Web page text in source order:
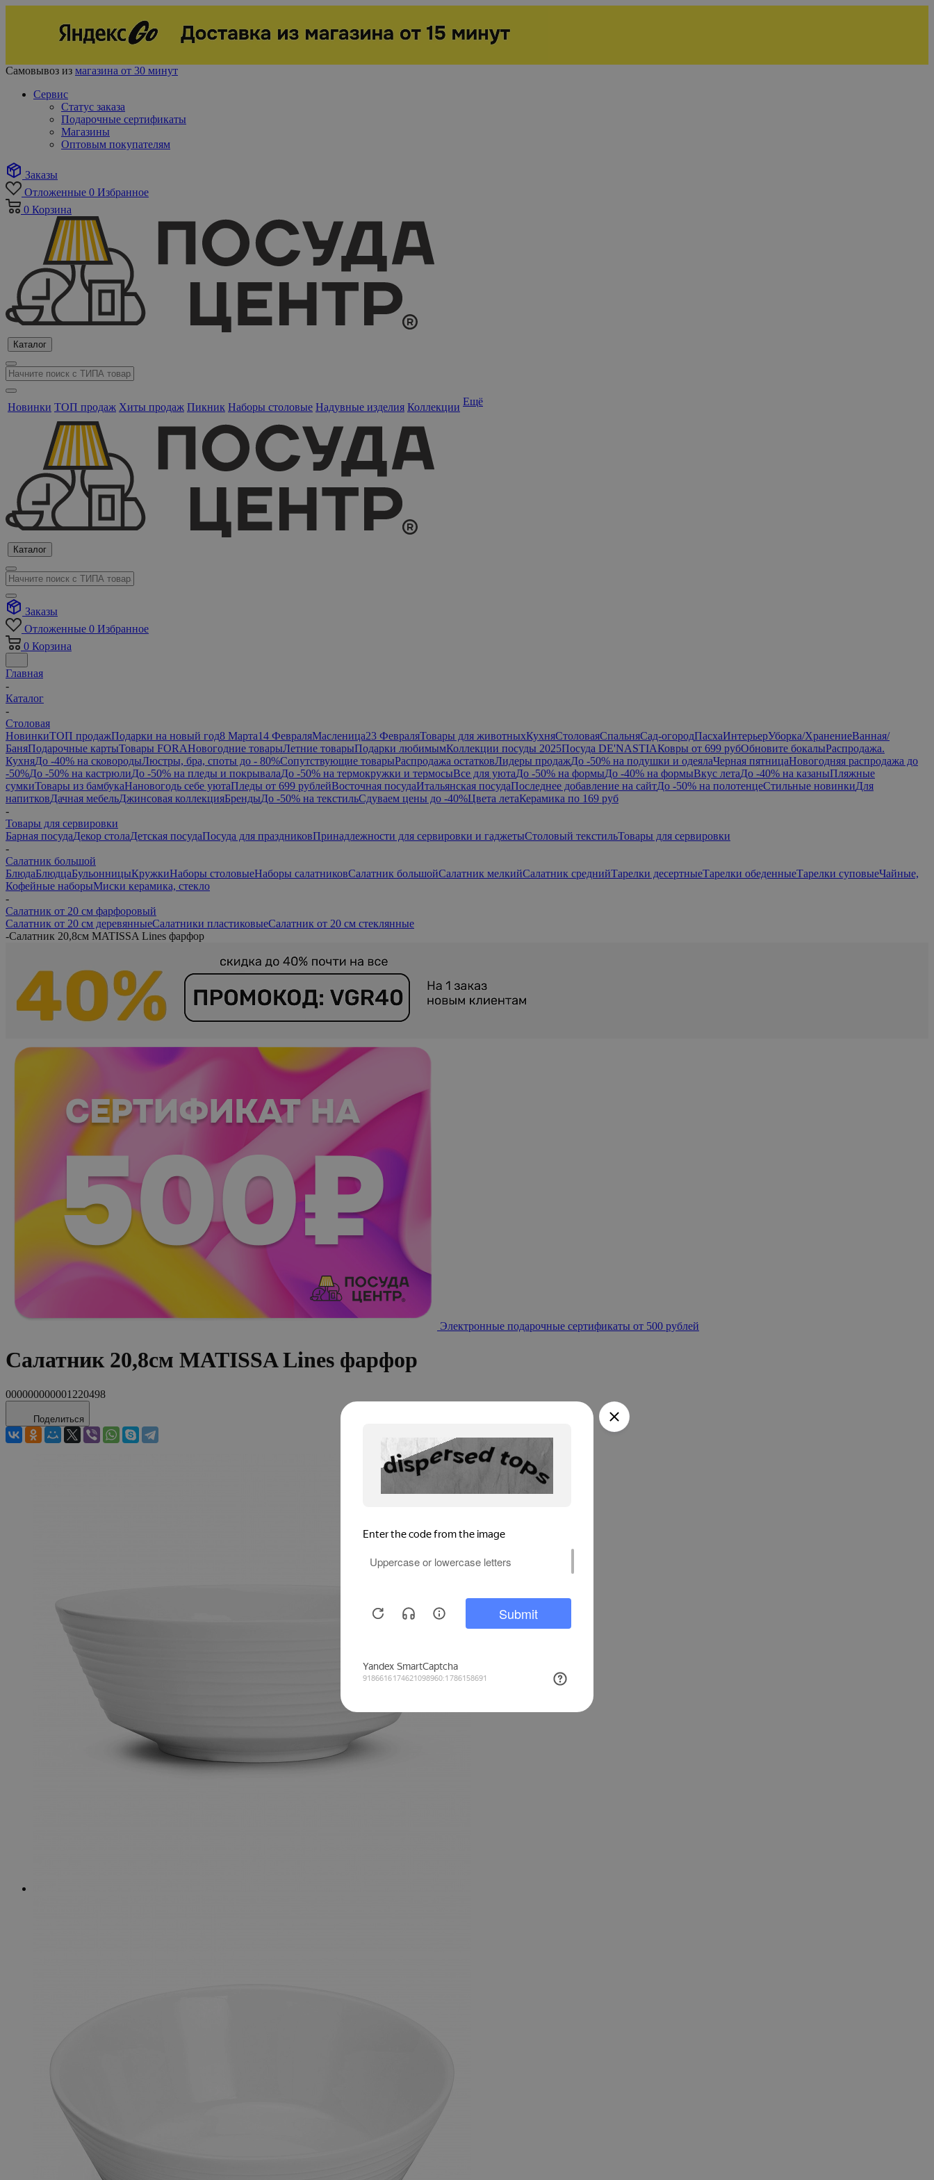
Самовывоз из магазина от 30 минут
Сервис
Статус заказа
Подарочные сертификаты
Магазины
Оптовым покупателям
Заказы
Отложенные 0 Избранное
0 Корзина
Каталог
Новинки ТОП продаж Хиты продаж Пикник Наборы столовые Надувные изделия Коллекции Ещё
Каталог
Заказы
Отложенные 0 Избранное
0 Корзина
Главная
-
Каталог
-
Столовая
НовинкиТОП продажПодарки на новый год8 Марта14 ФевраляМасленица23 ФевраляТовары для животныхКухняСтоловаяСпальняСад-огородПасхаИнтерьерУборка/ХранениеВанная/
БаняПодарочные картыТовары FORAНовогодние товарыЛетние товарыПодарки любимымКоллекции посуды 2025Посуда DE'NASTIAКовры от 699 рубОбновите бокалыРаспродажа.
КухняДо -40% на сковородыЛюстры, бра, споты до - 80%Сопутствующие товарыРаспродажа остатковЛидеры продажДо -50% на подушки и одеялаЧерная пятницаНовогодняя распродажа до
-50%До -50% на кастрюлиДо -50% на пледы и покрывалаДо -50% на термокружки и термосыВсе для уютаДо -50% на формыДо -40% на формыВкус летаДо -40% на казаныПляжные
сумкиТовары из бамбукаНановогодь себе уютаПледы от 699 рублейВосточная посудаИтальянская посудаПоследнее добавление на сайтДо -50% на полотенцеСтильные новинкиДля
напитковДачная мебельДжинсовая коллекцияБрендыДо -50% на текстильСдуваем цены до -40%Цвета летаКерамика по 169 руб
-
Товары для сервировки
Барная посудаДекор столаДетская посудаПосуда для праздниковПринадлежности для сервировки и гаджетыСтоловый текстильТовары для сервировки
-
Салатник большой
БлюдаБлюдцаБульонницыКружкиНаборы столовыеНаборы салатниковСалатник большойСалатник мелкийСалатник среднийТарелки десертныеТарелки обеденныеТарелки суповыеЧайные,
Кофейные наборыМиски керамика, стекло
-
Салатник от 20 см фарфоровый
Салатник от 20 см деревянныеСалатники пластиковыеСалатник от 20 см стеклянные
-Салатник 20,8см MATISSA Lines фарфор
Электронные подарочные сертификаты от 500 рублей
Салатник 20,8см MATISSA Lines фарфор
000000000001220498
Поделиться